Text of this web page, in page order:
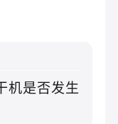
机是否发生